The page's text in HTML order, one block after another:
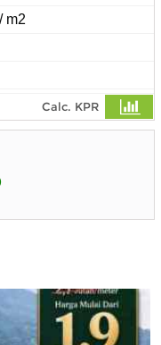
m2
Calc. KPR